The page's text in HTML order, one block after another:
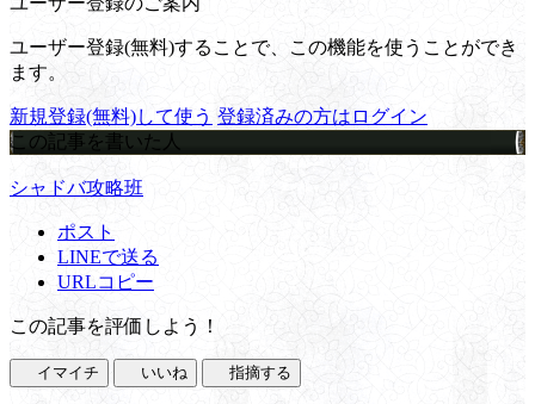
ユーザー登録(無料)することで、この機能を使うことができ
ます。
新規登録(無料)して使う 登録済みの方はログイン
この記事を書いた人
シャドバ攻略班
ポスト
LINEで送る
URLコピー
この記事を評価しよう！
イマイチ いいね 指摘する